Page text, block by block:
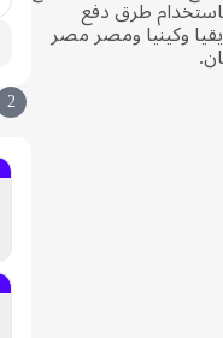
طرق دفع
وكينيا ومصر مصر
2